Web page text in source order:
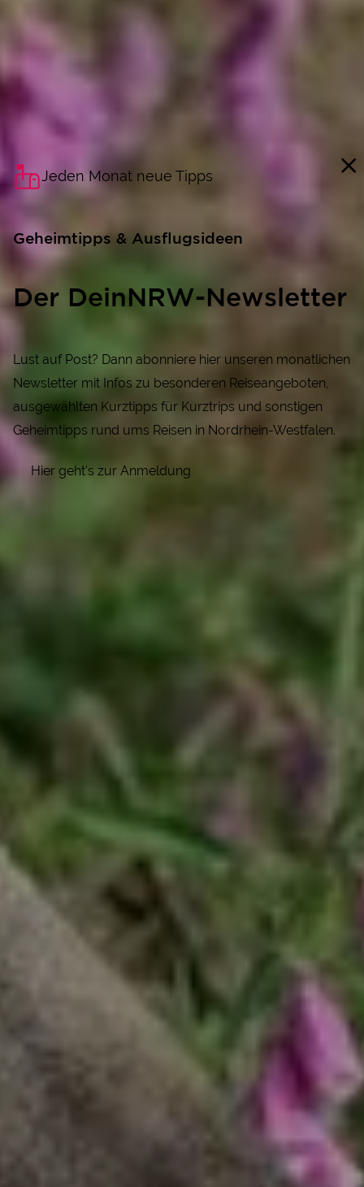
Jeden Monat neue Tipps
Geheimtipps & Ausflugsideen
Der DeinNRW-Newsletter
Lust auf Post? Dann abonniere hier unseren monatlichen
Newsletter mit Infos zu besonderen Reiseangeboten,
ausgewählten Kurztipps für Kurztrips und sonstigen
Geheimtipps rund ums Reisen in Nordrhein-Westfalen.
Hier geht's zur Anmeldung